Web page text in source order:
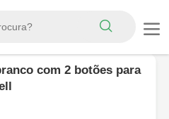
com 2 botões para